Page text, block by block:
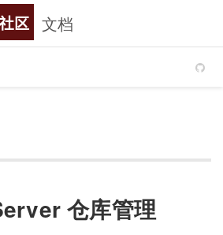
文档
仓库管理